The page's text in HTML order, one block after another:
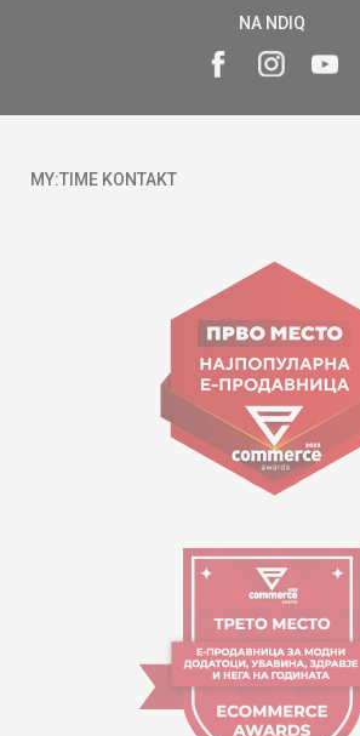
NA NDIQ
MY:TIME KONTAKT
Goce Nikolovski 74 Shkup
contact@mytime.mk
Orari i punës:
09:00 - 17:00